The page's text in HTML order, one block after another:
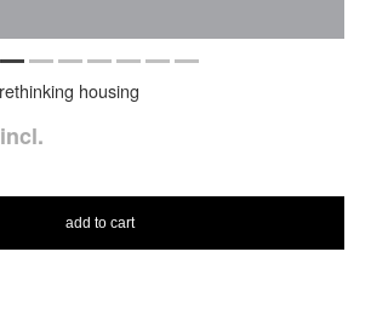
housing
add to cart